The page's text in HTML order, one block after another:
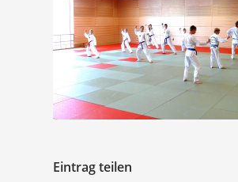
Eintrag teilen